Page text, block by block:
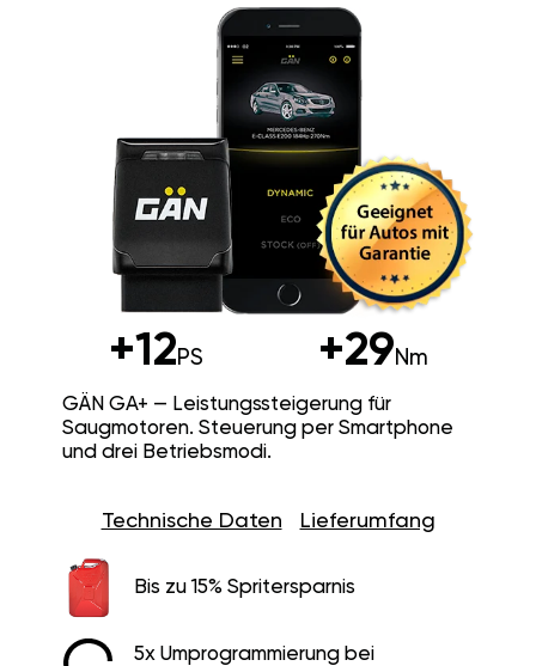
+12PS +29Nm
GÄN GA+ — Leistungssteigerung für
Saugmotoren. Steuerung per Smartphone
und drei Betriebsmodi.
Technische Daten Lieferumfang
Bis zu 15% Spritersparnis
5x Umprogrammierung bei